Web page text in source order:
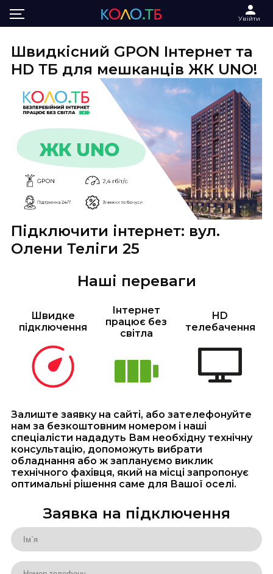
Увійти
Головна Інтернет та ТБ в ЖК UNO
Швидкісний GPON Інтернет та
HD ТБ для мешканців ЖК UNO!
Підключити інтернет: вул.
Олени Теліги 25
Наші переваги
Швидке
підключення
Інтернет
працює без
світла
HD
телебачення
Залиште заявку на сайті, або зателефонуйте
нам за безкоштовним номером і наші
спеціалісти нададуть Вам необхідну технічну
консультацію, допоможуть вибрати
обладнання або ж заплануємо виклик
технічного фахівця, який на місці запропонує
оптимальні рішення саме для Вашої оселі.
Заявка на підключення